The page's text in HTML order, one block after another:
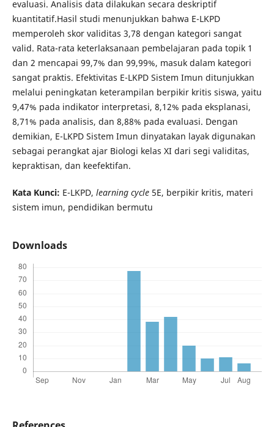
evaluasi. Analisis data dilakukan secara deskriptif
kuantitatif.Hasil studi menunjukkan bahwa E-LKPD
memperoleh skor validitas 3,78 dengan kategori sangat
valid. Rata-rata keterlaksanaan pembelajaran pada topik 1
dan 2 mencapai 99,7% dan 99,99%, masuk dalam kategori
sangat praktis. Efektivitas E-LKPD Sistem Imun ditunjukkan
melalui peningkatan keterampilan berpikir kritis siswa, yaitu
9,47% pada indikator interpretasi, 8,12% pada eksplanasi,
8,71% pada analisis, dan 8,88% pada evaluasi. Dengan
demikian, E-LKPD Sistem Imun dinyatakan layak digunakan
sebagai perangkat ajar Biologi kelas XI dari segi validitas,
kepraktisan, dan keefektifan.
Kata Kunci: E-LKPD, learning cycle5E, berpikir kritis, materi
sistem imun, pendidikan bermutu
Downloads